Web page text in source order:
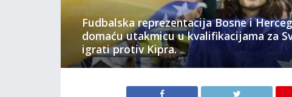
Fudbalska reprezentacija Bosne i
domaću utakmicu u kvalifikacijama za
igrati protiv Kipra.